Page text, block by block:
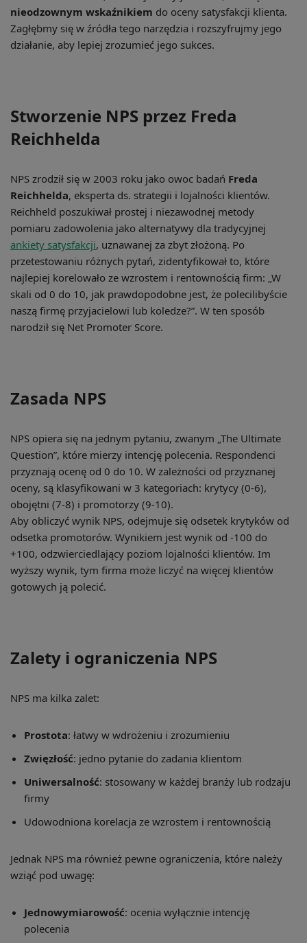
nieodzownym wskaźnikiem do oceny satysfakcji klienta.
Zagłębmy się w źródła tego narzędzia i rozszyfrujmy jego
działanie, aby lepiej zrozumieć jego sukces.
Stworzenie NPS przez Freda
Reichhelda
NPS zrodził się w 2003 roku jako owoc badań Freda
Reichhelda, eksperta ds. strategii i lojalności klientów.
Reichheld poszukiwał prostej i niezawodnej metody
pomiaru zadowolenia jako alternatywy dla tradycyjnej
ankiety satysfakcji, uznawanej za zbyt złożoną. Po
przetestowaniu różnych pytań, zidentyfikował to, które
najlepiej korelowało ze wzrostem i rentownością firm: „W
skali od 0 do 10, jak prawdopodobne jest, że polecilibyście
naszą firmę przyjacielowi lub koledze?”. W ten sposób
narodził się Net Promoter Score.
Zasada NPS
NPS opiera się na jednym pytaniu, zwanym „The Ultimate
Question”, które mierzy intencję polecenia. Respondenci
przyznają ocenę od 0 do 10. W zależności od przyznanej
oceny, są klasyfikowani w 3 kategoriach: krytycy (0-6),
obojętni (7-8) i promotorzy (9-10).
Aby obliczyć wynik NPS, odejmuje się odsetek krytyków od
odsetka promotorów. Wynikiem jest wynik od -100 do
+100, odzwierciedlający poziom lojalności klientów. Im
wyższy wynik, tym firma może liczyć na więcej klientów
gotowych ją polecić.
Zalety i ograniczenia NPS
NPS ma kilka zalet:
Prostota: łatwy w wdrożeniu i zrozumieniu
Zwięzłość: jedno pytanie do zadania klientom
Uniwersalność: stosowany w każdej branży lub rodzaju
firmy
Udowodniona korelacja ze wzrostem i rentownością
Jednak NPS ma również pewne ograniczenia, które należy
wziąć pod uwagę:
Jednowymiarowość: ocenia wyłącznie intencję
polecenia